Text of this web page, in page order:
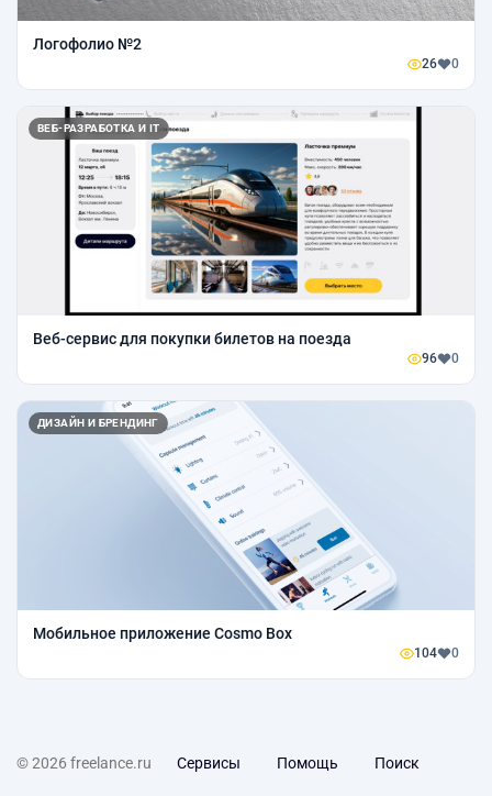
Логофолио №2
26 0
ВЕБ-РАЗРАБОТКА И IT
Веб-сервис для покупки билетов на поезда
96 0
ДИЗАЙН И БРЕНДИНГ
Мобильное приложение Cosmo Box
104 0
© 2026 freelance.ru Сервисы Помощь Поиск